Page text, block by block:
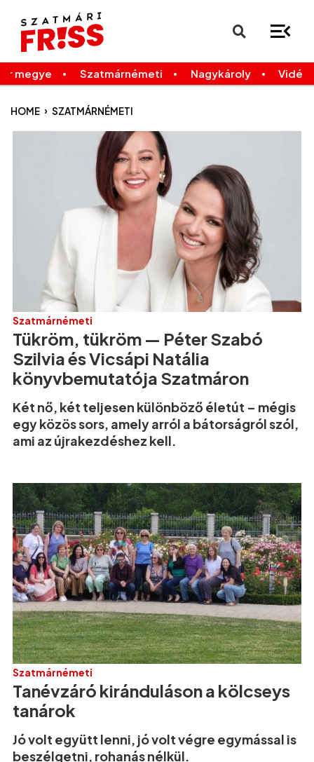
Legfrissebb
megye Szatmárnémeti Nagykároly Vidék
HOME › SZATMÁRNÉMETI
Szatmárnémeti
Tükröm, tükröm — Péter Szabó
Szilvia és Vicsápi Natália
könyvbemutatója Szatmáron
Két nő, két teljesen különböző életút – mégis
egy közös sors, amely arról a bátorságról szól,
ami az újrakezdéshez kell.
Szatmárnémeti
Tanévzáró kiránduláson a kölcseys
tanárok
Jó volt együtt lenni, jó volt végre egymással is
beszélgetni, rohanás nélkül.